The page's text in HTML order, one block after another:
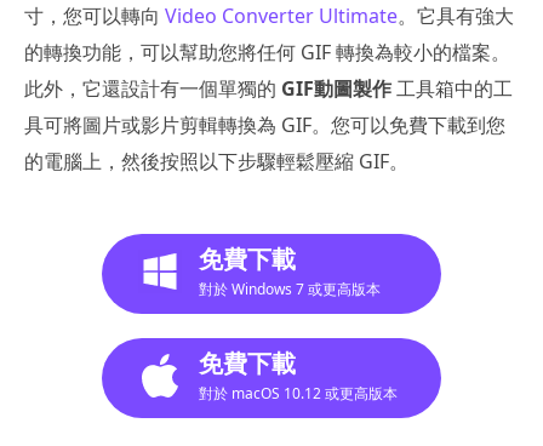
寸，您可以轉向 Video Converter Ultimate。它具有強大
的轉換功能，可以幫助您將任何 GIF 轉換為較小的檔案。
此外，它還設計有一個單獨的 GIF動圖製作工具箱中的工
具可將圖片或影片剪輯轉換為 GIF。您可以免費下載到您
的電腦上，然後按照以下步驟輕鬆壓縮 GIF。
免費下載
對於 Windows 7 或更高版本
免費下載
對於 macOS 10.12 或更高版本